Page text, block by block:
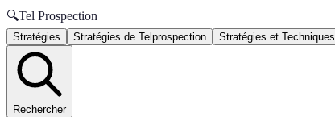
🔍Tel Prospection
Stratégies Stratégies de Telprospection Stratégies et Techniques
Rechercher